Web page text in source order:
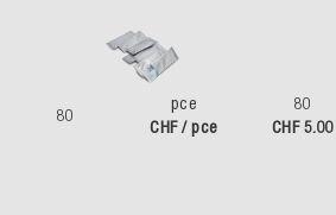
80
pce
CHF / pce
80
CHF 5.00